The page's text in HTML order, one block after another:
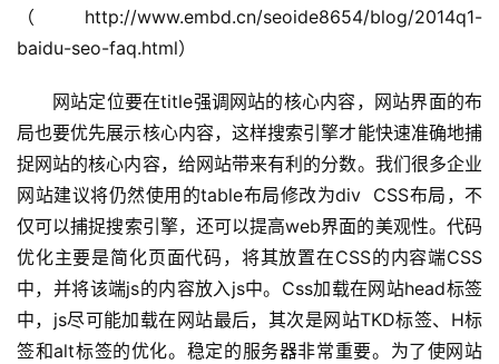
（http://www.embd.cn/seoide8654/blog/2014q1-
baidu-seo-faq.html）
网站定位要在title强调网站的核心内容，网站界面的布
局也要优先展示核心内容，这样搜索引擎才能快速准确地捕
捉网站的核心内容，给网站带来有利的分数。我们很多企业
网站建议将仍然使用的table布局修改为div  CSS布局，不
仅可以捕捉搜索引擎，还可以提高web界面的美观性。代码
优化主要是简化页面代码，将其放置在CSS的内容端CSS
中，并将该端js的内容放入js中。Css加载在网站head标签
中，js尽可能加载在网站最后，其次是网站TKD标签、H标
签和alt标签的优化。稳定的服务器非常重要。为了使网站